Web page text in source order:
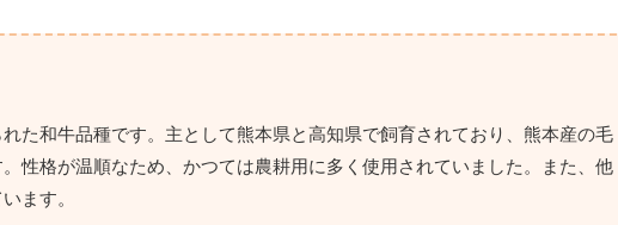
た和牛品種です。主として熊本県と高知県で飼育されており、熊本産の毛
性格が温順なため、かつては農耕用に多く使用されていました。また、他
ます。